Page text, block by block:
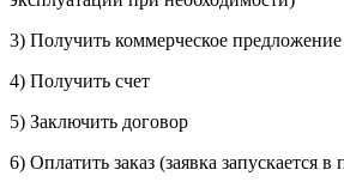
3) Получить коммерческое предложение
4) Получить счет
5) Заключить договор
6) Оплатить заказ (заявка запускается в